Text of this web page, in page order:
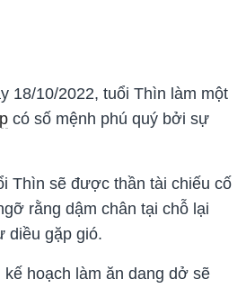
18/10/2022, tuổi Thìn làm một
có số mệnh phú quý bởi sự
Thìn sẽ được thần tài chiếu cố
rằng dậm chân tại chỗ lại
diều gặp gió.
hoạch làm ăn dang dở sẽ